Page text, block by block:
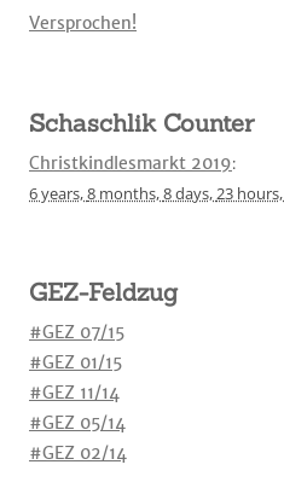
Versprochen!
Schaschlik Counter
Christkindlesmarkt 2019:
6 years,8 months,8 days,23 hours,
GEZ-Feldzug
#GEZ 07/15
#GEZ 01/15
#GEZ 11/14
#GEZ 05/14
#GEZ 02/14